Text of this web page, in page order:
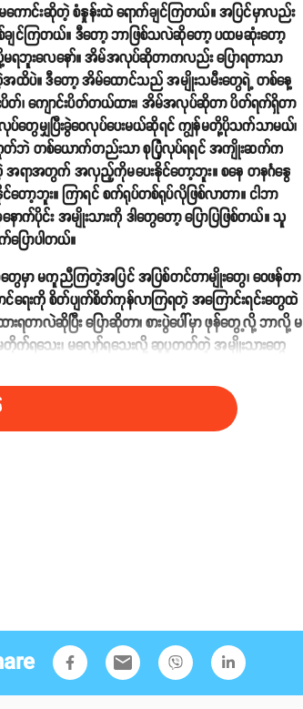
င်းဆိုတဲ့ စံနှုန်းထဲ ရောက်ချင်ကြတယ်။ အပြင်မှာလည်း
င်ကြတယ်။ ဒီတော့ ဘာဖြစ်သလဲဆိုတော့ ပထမဆုံးတော့
ဘူးလေနော်။ အိမ်အလုပ်ဆိုတာကလည်း ပြောရတာသာ
ထိပဲ။ ဒီတော့ အိမ်ထောင်သည် အမျိုးသမီးတွေရဲ့ တစ်နေ့
ပိတ်၊ ကျောင်းပိတ်တယ်ထား၊ အိမ်အလုပ်ဆိုတာ ပိတ်ရက်ရှိတာ
ေမျှပြီးခွဲဝေလုပ်ပေးမယ်ဆိုရင် ကျွန်မတို့ပိုသက်သာမယ်၊
။ မဟုတ်ဘဲ တစ်ယောက်တည်းသာ စုပြုံလုပ်ရရင် အကျိုးဆက်က
အရာအတွက် အလှည့်ကိုမပေးနိုင်တော့ဘူး။ စနေ တနင်္ဂနွေ
တော့ဘူး။ ကြာရင် စက်ရုပ်တစ်ရုပ်လိုဖြစ်လာတာ။ ငါဘာ
င်း အမျိုးသားကို ဒါတွေတော့ ပြောပြဖြစ်တယ်။ သူ
ောပါတယ်။
ာ မကူညီကြတဲ့အပြင် အပြစ်တင်တာမျိုးတွေ၊ ဝေဖန်တာ
ေးကို စိတ်ပျက်စိတ်ကုန်လာကြရတဲ့ အကြောင်းရင်းတွေထဲ
တာလဲဆိုပြီး ပြောဆိုတာ၊ စားပွဲပေါ်မှာ ဖုန်တွေ့လို့ ဘာလို့ မ
က်ရသေး၊ မလျှော်ရသေးလို့ ဆူပူတတ်တဲ့ အမျိုးသားတွေ
email